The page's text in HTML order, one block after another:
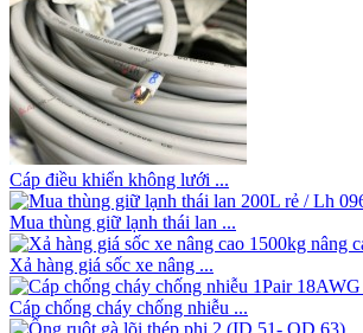
Bán thùng đá du lich, thùng ướp đá, thùng ướp
Cáp điều khiển không lưới ...
Mua thùng giữ lạnh thái lan ...
Xả hàng giá sốc xe nâng ...
Cáp chống cháy chống nhiễu ...